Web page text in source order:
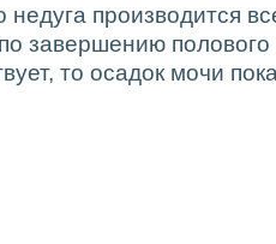
недуга производится
завершению
то осадок мочи